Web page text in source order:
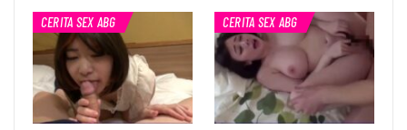
CERITA SEX ABG CERITA SEX ABG